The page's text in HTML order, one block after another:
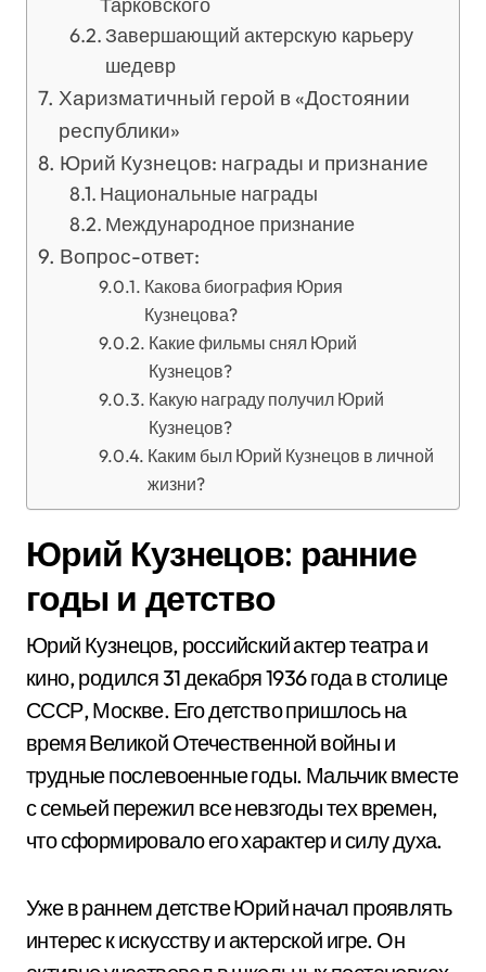
Завершающий актерскую карьеру
шедевр
Харизматичный герой в «Достоянии
республики»
Юрий Кузнецов: награды и признание
Национальные награды
Международное признание
Вопрос-ответ:
Какова биография Юрия
Кузнецова?
Какие фильмы снял Юрий
Кузнецов?
Какую награду получил Юрий
Кузнецов?
Каким был Юрий Кузнецов в личной
жизни?
Юрий Кузнецов: ранние
годы и детство
Юрий Кузнецов, российский актер театра и
кино, родился 31 декабря 1936 года в столице
СССР, Москве. Его детство пришлось на
время Великой Отечественной войны и
трудные послевоенные годы. Мальчик вместе
с семьей пережил все невзгоды тех времен,
что сформировало его характер и силу духа.
Уже в раннем детстве Юрий начал проявлять
интерес к искусству и актерской игре. Он